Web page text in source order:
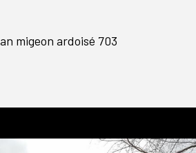
migeon ardoisé 703